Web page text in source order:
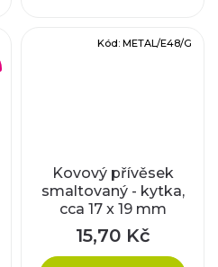
Kovový přívěsek
smaltovaný - kytka,
cca 17 x 19 mm
15,70 Kč
Kód: METAL/E48/G